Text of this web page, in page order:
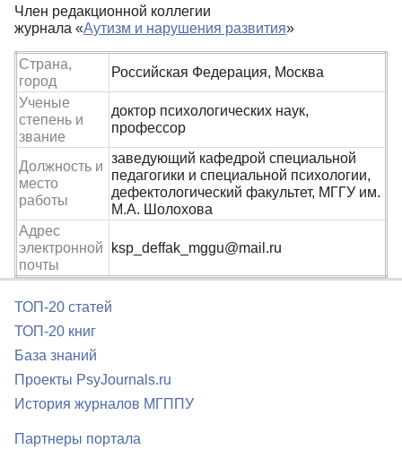
Член редакционной коллегии
журнала «Аутизм и нарушения развития»
Страна,
город
Российская Федерация, Москва
Ученые
степень и
звание
доктор психологических наук,
профессор
Должность и
место
работы
заведующий кафедрой специальной
педагогики и специальной психологии,
дефектологический факультет, МГГУ им.
М.А. Шолохова
Адрес
электронной
почты
ksp_deffak_mggu@mail.ru
ТОП-20 статей
ТОП-20 книг
База знаний
Проекты PsyJournals.ru
История журналов МГППУ
Партнеры портала